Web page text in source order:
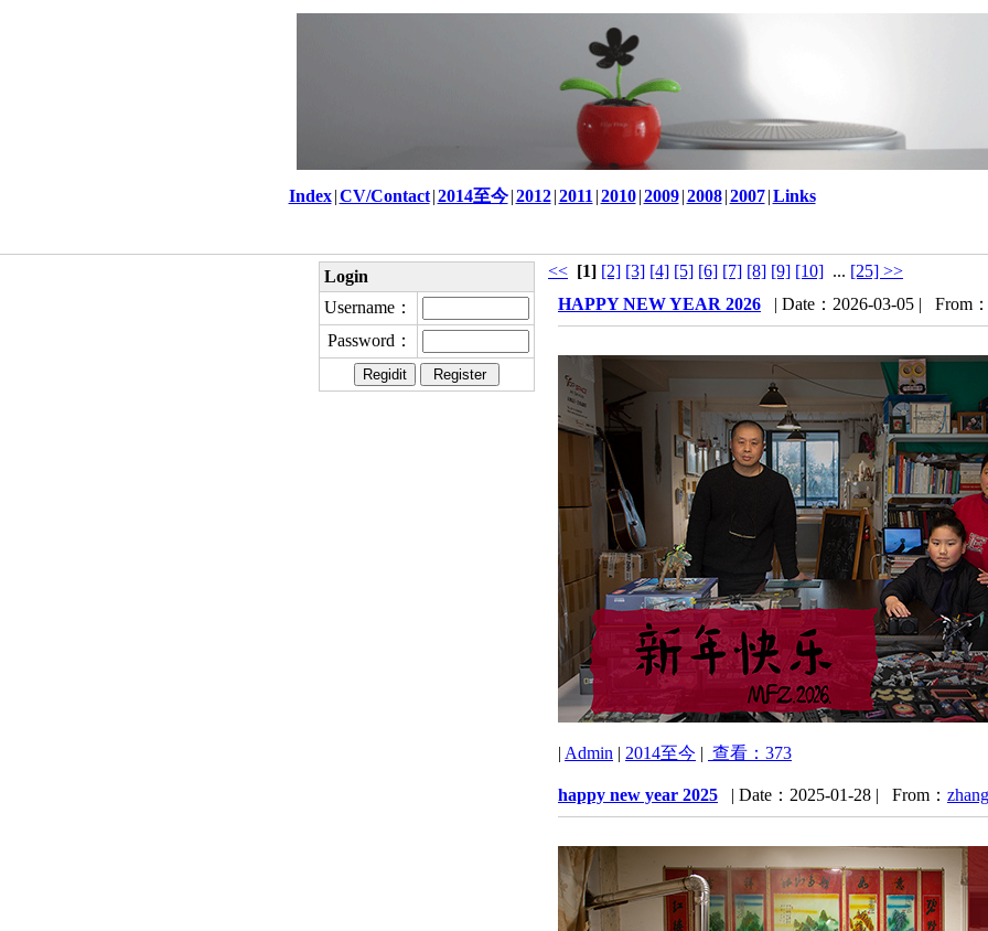
Index |CV/Contact |2014至今 |2012 |2011 |2010 |2009 |2008 |2007 |Links
Login
Username：
Password：
<< [1] [2] [3] [4] [5] [6] [7] [8] [9] [10] ... [25] >>
HAPPY NEW YEAR 2026 | Date：2026-03-05 | From
| Admin | 2014至今 | 查看：373
happy new year 2025 | Date：2025-01-28 | From：